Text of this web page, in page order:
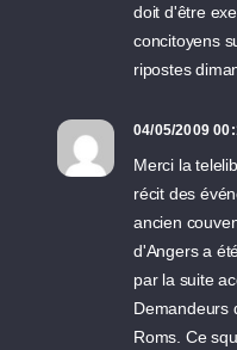
doit d'être
concitoyens
ripostes
04/05/2009
Merci la
récit des
ancien
d'Angers a
par la suite
Demandeurs
Roms. Ce